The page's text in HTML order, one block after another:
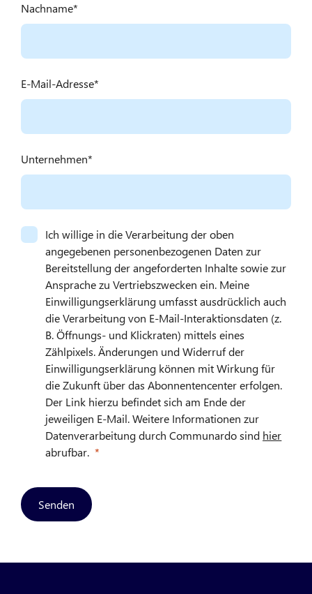
Nachname
E-Mail-Adresse
Unternehmen
Ich willige in die Verarbeitung der oben
angegebenen personenbezogenen Daten zur
Bereitstellung der angeforderten Inhalte sowie zur
Ansprache zu Vertriebszwecken ein. Meine
Einwilligungserklärung umfasst ausdrücklich auch
die Verarbeitung von E-Mail-Interaktionsdaten (z.
B. Öffnungs- und Klickraten) mittels eines
Zählpixels. Änderungen und Widerruf der
Einwilligungserklärung können mit Wirkung für
die Zukunft über das Abonnentencenter erfolgen.
Der Link hierzu befindet sich am Ende der
jeweiligen E-Mail. Weitere Informationen zur
Datenverarbeitung durch Communardo sind hier
abrufbar.
Senden